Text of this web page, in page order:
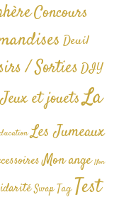
Concours
Deuil
/ SortiesDIY
Jeux et jouetsLa
Les Jumeaux
Mon ange Non
Swap TagTest